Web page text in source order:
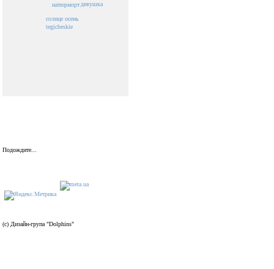
натюрморт
солнце осень
tegicheskie
девушка
Подождите...
(c) Дизайн-група "Dolphins"